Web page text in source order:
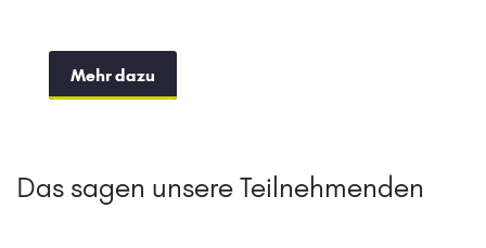
Mehr dazu
Das sagen unsere Teilnehmenden